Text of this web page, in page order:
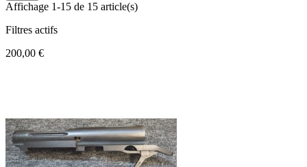
Affichage 1-15 de 15 article(s)
Filtres actifs
200,00 €